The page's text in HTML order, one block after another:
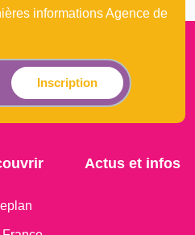
informations Agence de
Inscription
Actus et infos